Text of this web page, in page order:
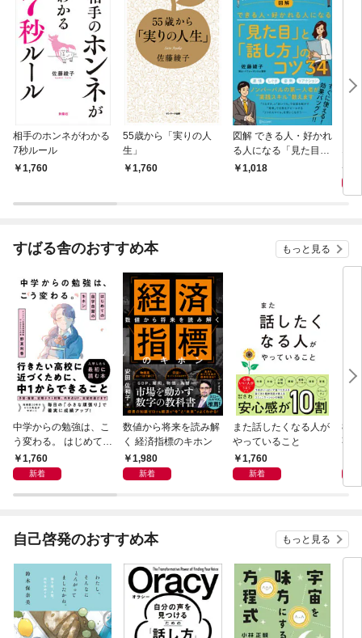
相手のホンネがわかる
7秒ルール
1,760
55歳から「実りの人
生」
1,760
図解 できる人・好かれ
る人になる「見た目」
「話し方」のコツ34
1,018
な。
すばる舎のおすすめ本 もっと見る
中学からの勉強は、こ
う変わる。 はじめての
自学自習のキホン
1,760
新着
数値から将来を読み解
く 経済指標のキホン
1,980
新着
また話したくなる人が
やっていること
1,760
新着
83
事
自己啓発のおすすめ本 もっと見る